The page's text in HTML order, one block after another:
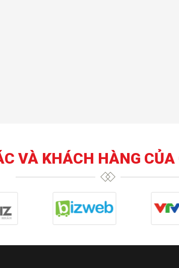
VÀ KHÁCH HÀNG CỦA